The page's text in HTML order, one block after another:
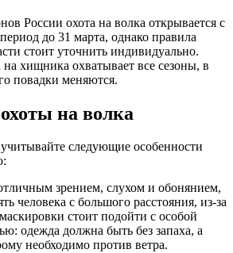
России охота на волка открывается с
до 31 марта, однако правила
стоит уточнить индивидуально.
хищника охватывает все сезоны, в
повадки меняются.
на волка
следующие особенности
зрением, слухом и обонянием,
человека с большого расстояния, из-за
стоит подойти с особой
одежда должна быть без запаха, а
необходимо против ветра.